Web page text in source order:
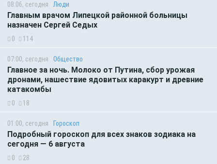
08:06, сегодня Люди
Главным врачом Липецкой районной больницы
назначен Сергей Седых
0 114
07:00, сегодня Общество
Главное за ночь. Молоко от Путина, сбор урожая
дронами, нашествие ядовитых каракурт и древние
катакомбы
0 18
01:00, сегодня Гороскоп
Подробный гороскоп для всех знаков зодиака на
сегодня — 6 августа
0 28